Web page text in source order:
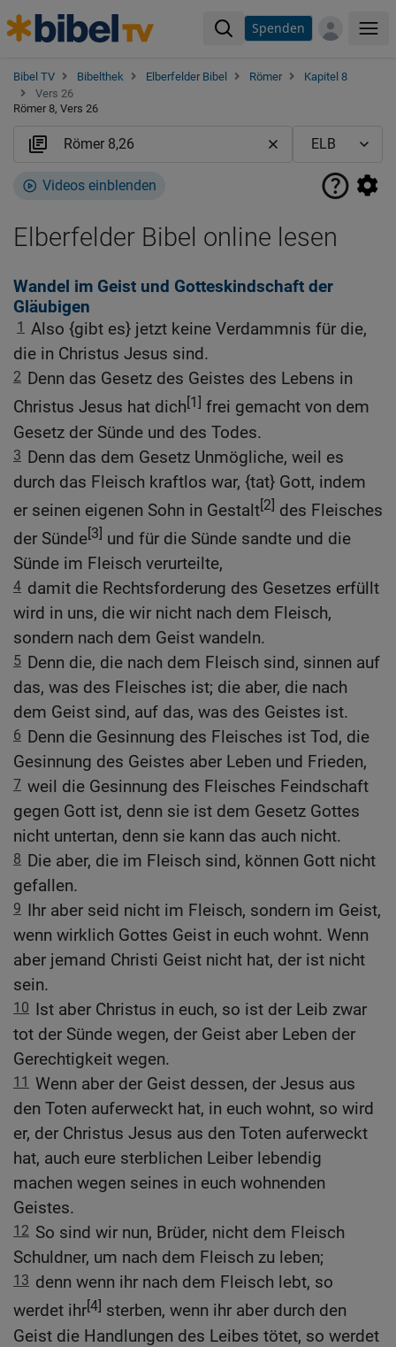
Spenden
Bibel TV Bibelthek Elberfelder Bibel Römer
Kapitel 8
Vers 26
Römer 8, Vers 26
Videos einblenden
Elberfelder Bibel online lesen
Wandel im Geist und Gotteskindschaft der
Gläubigen
1 Also {gibt es} jetzt keine Verdammnis für die,
die in Christus Jesus sind.
2 Denn das Gesetz des Geistes des Lebens in
Christus Jesus hat dich[1] frei gemacht von dem
Gesetz der Sünde und des Todes.
3 Denn das dem Gesetz Unmögliche, weil es
durch das Fleisch kraftlos war, {tat} Gott, indem
er seinen eigenen Sohn in Gestalt[2] des Fleisches
der Sünde[3] und für die Sünde sandte und die
Sünde im Fleisch verurteilte,
4 damit die Rechtsforderung des Gesetzes erfüllt
wird in uns, die wir nicht nach dem Fleisch,
sondern nach dem Geist wandeln.
5 Denn die, die nach dem Fleisch sind, sinnen auf
das, was des Fleisches ist; die aber, die nach
dem Geist sind, auf das, was des Geistes ist.
6 Denn die Gesinnung des Fleisches ist Tod, die
Gesinnung des Geistes aber Leben und Frieden,
7 weil die Gesinnung des Fleisches Feindschaft
gegen Gott ist, denn sie ist dem Gesetz Gottes
nicht untertan, denn sie kann das auch nicht.
8 Die aber, die im Fleisch sind, können Gott nicht
gefallen.
9 Ihr aber seid nicht im Fleisch, sondern im Geist,
wenn wirklich Gottes Geist in euch wohnt. Wenn
aber jemand Christi Geist nicht hat, der ist nicht
sein.
10 Ist aber Christus in euch, so ist der Leib zwar
tot der Sünde wegen, der Geist aber Leben der
Gerechtigkeit wegen.
11 Wenn aber der Geist dessen, der Jesus aus
den Toten auferweckt hat, in euch wohnt, so wird
er, der Christus Jesus aus den Toten auferweckt
hat, auch eure sterblichen Leiber lebendig
machen wegen seines in euch wohnenden
Geistes.
12 So sind wir nun, Brüder, nicht dem Fleisch
Schuldner, um nach dem Fleisch zu leben;
13 denn wenn ihr nach dem Fleisch lebt, so
werdet ihr[4] sterben, wenn ihr aber durch den
Geist die Handlungen des Leibes tötet, so werdet